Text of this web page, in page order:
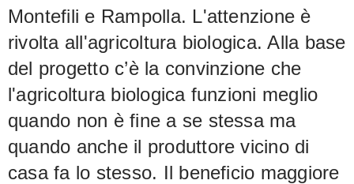
Montefili e Rampolla. L'attenzione è
rivolta all'agricoltura biologica. Alla base
del progetto c’è la convinzione che
l'agricoltura biologica funzioni meglio
quando non è fine a se stessa ma
quando anche il produttore vicino di
casa fa lo stesso. Il beneficio maggiore